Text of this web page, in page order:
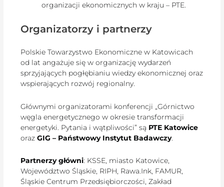
organizacji ekonomicznych w kraju – PTE.
Organizatorzy i partnerzy
Polskie Towarzystwo Ekonomiczne w Katowicach
od lat angażuje się w organizację wydarzeń
sprzyjających pogłębianiu wiedzy ekonomicznej oraz
wspierających rozwój regionalny.
Głównymi organizatorami konferencji „Górnictwo
węgla energetycznego w okresie transformacji
energetyki. Pytania i wątpliwości” są PTE Katowice
orazGIG – Państwowy Instytut Badawczy.
Partnerzy główni: KSSE, miasto Katowice,
Województwo Śląskie, RIPH, Rawa.Ink, FAMUR,
Śląskie Centrum Przedsiębiorczości, Zakład